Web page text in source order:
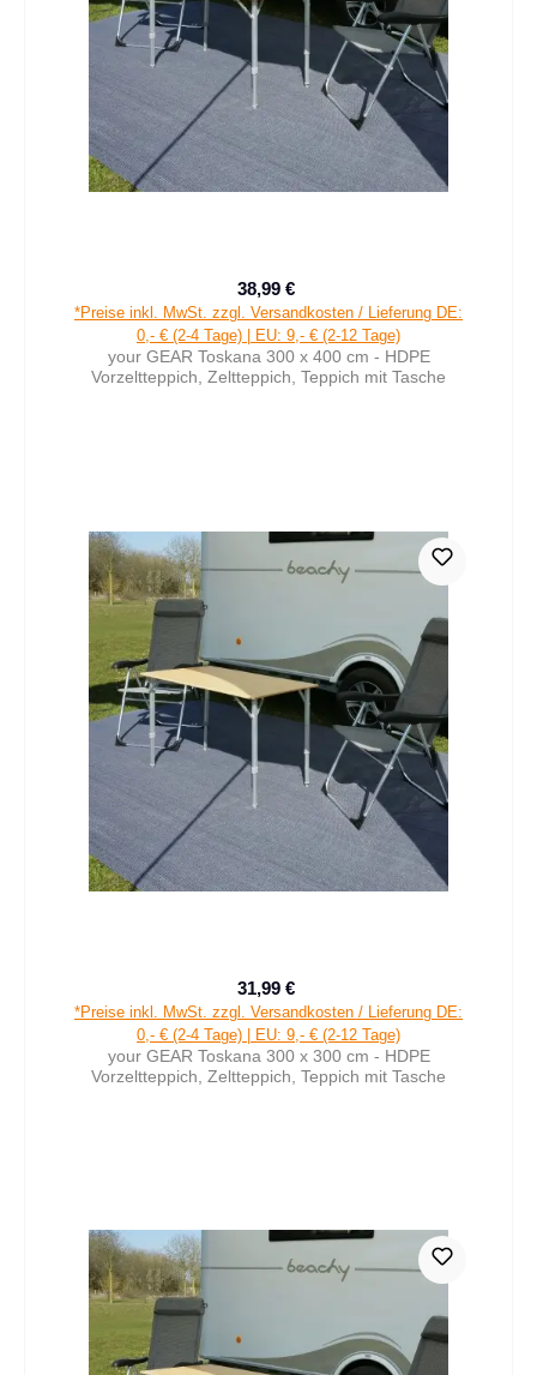
Verkaufspreis:
38,99 €
*Preise inkl. MwSt. zzgl. Versandkosten / Lieferung DE:
0,- € (2-4 Tage) | EU: 9,- € (2-12 Tage)
your GEAR Toskana 300 x 400 cm - HDPE
Vorzeltteppich, Zeltteppich, Teppich mit Tasche
Verkaufspreis:
31,99 €
*Preise inkl. MwSt. zzgl. Versandkosten / Lieferung DE:
0,- € (2-4 Tage) | EU: 9,- € (2-12 Tage)
your GEAR Toskana 300 x 300 cm - HDPE
Vorzeltteppich, Zeltteppich, Teppich mit Tasche